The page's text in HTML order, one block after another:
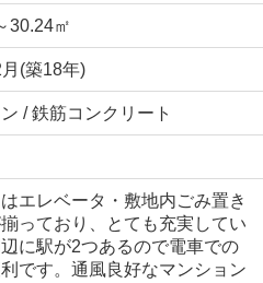
30.24㎡
(築18年)
/ 鉄筋コンクリート
エレベータ・敷地内ごみ置き
っており、とても充実してい
に駅が2つあるので電車での
です。通風良好なマンション